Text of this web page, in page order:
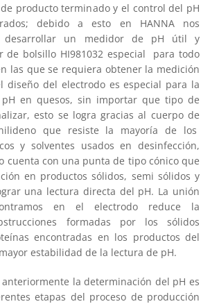
producto terminado y el control del pH
debido a esto en HANNA nos
desarrollar un medidor de pH útil y
de bolsillo HI981032 especial para todo
las que se requiera obtener la medición
diseño del electrodo es especial para la
en quesos, sin importar que tipo de
esto se logra gracias al cuerpo de
que resiste la mayoría de los
y solventes usados en desinfección,
cuenta con una punta de tipo cónico que
en productos sólidos, semi sólidos y
una lectura directa del pH. La unión
en el electrodo reduce la
formadas por los sólidos
encontradas en los productos del
estabilidad de la lectura de pH.
anteriormente la determinación del pH es
etapas del proceso de producción